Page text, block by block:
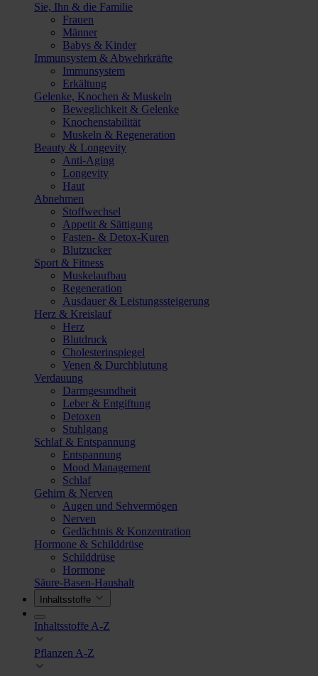
Sie, Ihn & die Familie
Frauen
Männer
Babys & Kinder
Immunsystem & Abwehrkräfte
Immunsystem
Erkältung
Gelenke, Knochen & Muskeln
Beweglichkeit & Gelenke
Knochenstabilität
Muskeln & Regeneration
Beauty & Longevity
Anti-Aging
Longevity
Haut
Abnehmen
Stoffwechsel
Appetit & Sättigung
Fasten- & Detox-Kuren
Blutzucker
Sport & Fitness
Muskelaufbau
Regeneration
Ausdauer & Leistungssteigerung
Herz & Kreislauf
Herz
Blutdruck
Cholesterinspiegel
Venen & Durchblutung
Verdauung
Darmgesundheit
Leber & Entgiftung
Detoxen
Stuhlgang
Schlaf & Entspannung
Entspannung
Mood Management
Schlaf
Gehirn & Nerven
Augen und Sehvermögen
Nerven
Gedächtnis & Konzentration
Hormone & Schilddrüse
Schilddrüse
Hormone
Säure-Basen-Haushalt
Inhaltsstoffe
Inhaltsstoffe A-Z
Pflanzen A-Z